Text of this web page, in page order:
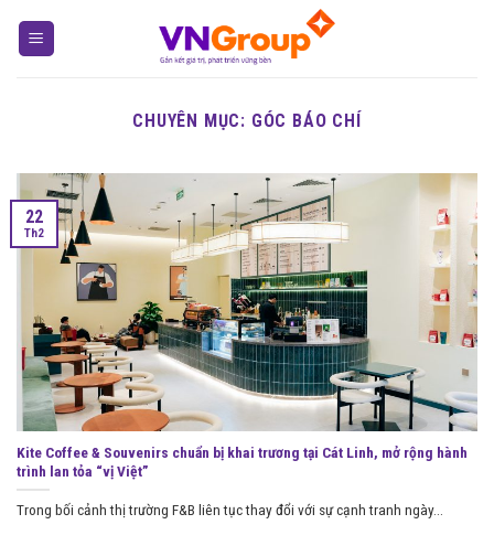
CHUYÊN MỤC: GÓC BÁO CHÍ
Kite Coffee & Souvenirs chuẩn bị khai trương tại Cát Linh, mở rộng hành
trình lan tỏa “vị Việt”
Trong bối cảnh thị trường F&B liên tục thay đổi với sự cạnh tranh ngày...
22
Th2